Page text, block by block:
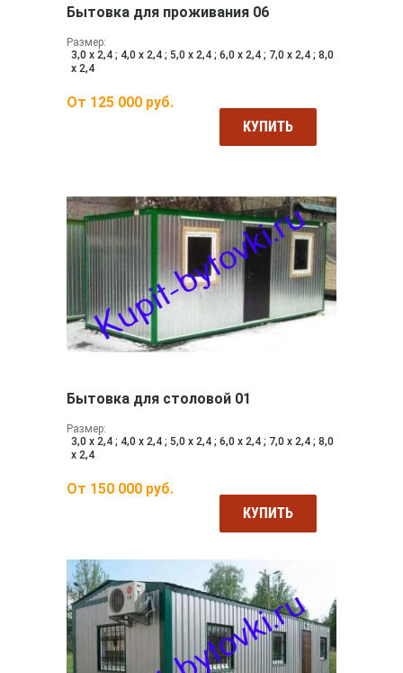
Бытовка для проживания 06
Размер:
3,0 х 2,4 ; 4,0 х 2,4 ; 5,0 х 2,4 ; 6,0 х 2,4 ; 7,0 х 2,4 ; 8,0
х 2,4
От 125 000 руб.
КУПИТЬ
Бытовка для столовой 01
Размер:
3,0 х 2,4 ; 4,0 х 2,4 ; 5,0 х 2,4 ; 6,0 х 2,4 ; 7,0 х 2,4 ; 8,0
х 2,4
От 150 000 руб.
КУПИТЬ